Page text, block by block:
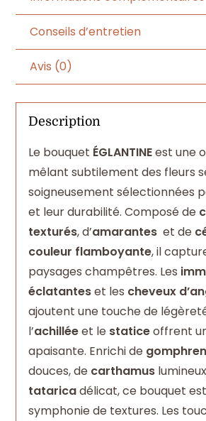
Conseils d’entretien
Avis (0)
Description
Le bouquet ÉGLANTINEest une
mêlant subtilement des fleurs
soigneusement sélectionnées
et leur durabilité. Composé de
texturés, d’amarantes et de
couleur flamboyante, il
paysages champêtres. Les
éclatanteset les cheveux
ajoutent une touche de
l’achilléeet le staticeoffrent
apaisante. Enrichi de
douces, de carthamus
tataricadélicat, ce bouquet
symphonie de textures. Les